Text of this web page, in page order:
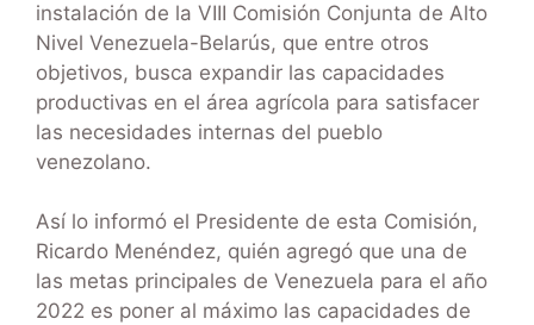
instalación de la VIII Comisión Conjunta de Alto
Nivel Venezuela-Belarús, que entre otros
objetivos, busca expandir las capacidades
productivas en el área agrícola para satisfacer
las necesidades internas del pueblo
venezolano.
Así lo informó el Presidente de esta Comisión,
Ricardo Menéndez, quién agregó que una de
las metas principales de Venezuela para el año
2022 es poner al máximo las capacidades de